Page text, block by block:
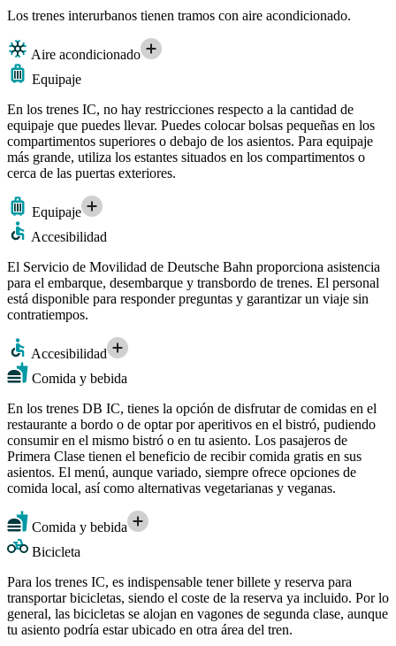
Los trenes interurbanos tienen tramos con aire acondicionado.
Aire acondicionado
Equipaje
En los trenes IC, no hay restricciones respecto a la cantidad de
equipaje que puedes llevar. Puedes colocar bolsas pequeñas en los
compartimentos superiores o debajo de los asientos. Para equipaje
más grande, utiliza los estantes situados en los compartimentos o
cerca de las puertas exteriores.
Equipaje
Accesibilidad
El Servicio de Movilidad de Deutsche Bahn proporciona asistencia
para el embarque, desembarque y transbordo de trenes. El personal
está disponible para responder preguntas y garantizar un viaje sin
contratiempos.
Accesibilidad
Comida y bebida
En los trenes DB IC, tienes la opción de disfrutar de comidas en el
restaurante a bordo o de optar por aperitivos en el bistró, pudiendo
consumir en el mismo bistró o en tu asiento. Los pasajeros de
Primera Clase tienen el beneficio de recibir comida gratis en sus
asientos. El menú, aunque variado, siempre ofrece opciones de
comida local, así como alternativas vegetarianas y veganas.
Comida y bebida
Bicicleta
Para los trenes IC, es indispensable tener billete y reserva para
transportar bicicletas, siendo el coste de la reserva ya incluido. Por lo
general, las bicicletas se alojan en vagones de segunda clase, aunque
tu asiento podría estar ubicado en otra área del tren.